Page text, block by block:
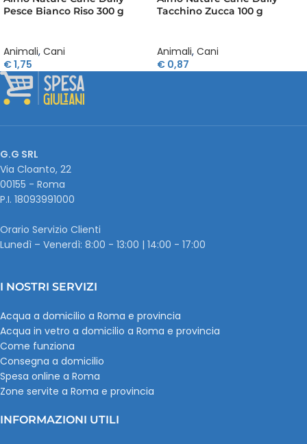
Pesce Bianco Riso 300 g
Animali, Cani
€1,75
Tacchino Zucca 100 g
Animali, Cani
€ 0,87
G.G SRL
Via Cloanto, 22
00155 - Roma
P.I. ‭18093991000
Orario Servizio Clienti
Lunedì – Venerdì: 8:00 - 13:00 | 14:00 - 17:00
I NOSTRI SERVIZI
Acqua a domicilio a Roma e provincia
Acqua in vetro a domicilio a Roma e provincia
Come funziona
Consegna a domicilio
Spesa online a Roma
Zone servite a Roma e provincia
INFORMAZIONI UTILI